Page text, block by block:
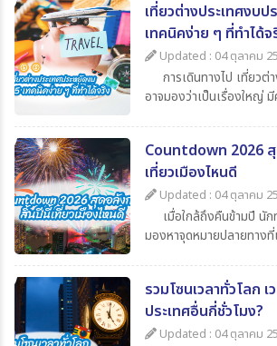
เที่ยวต่างประเทศงบป
เทคนิคง่าย ๆ ที่ทำได้จ
Updated : 04 ตุลาคม
การเดินทางไป เที่ยวต่
อาจมองว่าเป็นเรื่องใหญ่ มี
ดี ๆ ก็สามารถไป เที่ยวต่าง
กระเป๋า วันนี้ 365Travel(
เสนอ 5 เทคนิคเที่ยวต่างป
จะช่วยให้นักท่องเที่ยวทุกค
ประสบการณ์ใหม่ ๆ ได้อย่า
Countdown 2026
เที่ยวเมืองไหนดี
Updated : 04 ตุลาคม
เมื่อใกล้ถึงคืนข้ามปี นั
มองหาจุดหมายปลายทางที่
365Travel(ทัวร์365วัน) มี
นต์ดาวน์ 2026 ที่ไม่ควรพล
รวมโซนเวลาทั่วโลก
ประเทศอื่นกี่ชั่วโมง?
Updated : 04 ตุลาคม